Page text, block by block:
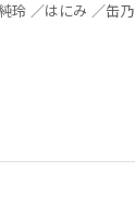
未幡 ／カオミン ／ヨルモ ／毒田ペパ子 ／樫風 ／めの ／七坂なな ／飴野 ／ねが ／寝路 ／タカハシマコ ／くもすずめ ／純玲 ／はにみ ／缶乃